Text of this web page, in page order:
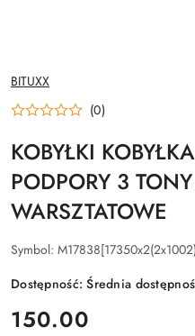
NAZWA
PRODUCENTA:
BITUXX
(0)
KOBYŁKI
PODPORY 3
WARSZTATOWE
Symbol:
Dostępność:Średnia
cena:
150.00